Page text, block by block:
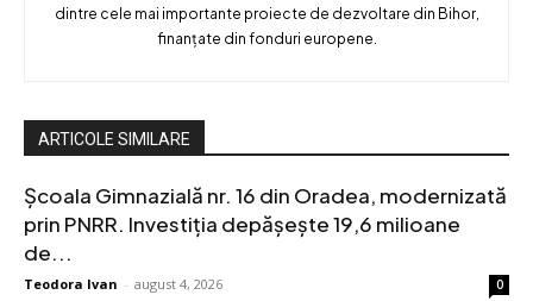
dintre cele mai importante proiecte de dezvoltare din Bihor,
finanțate din fonduri europene.
ARTICOLE SIMILARE
Școala Gimnazială nr. 16 din Oradea, modernizată
prin PNRR. Investiția depășește 19,6 milioane
de...
Teodora Ivan - august 4, 2026 0